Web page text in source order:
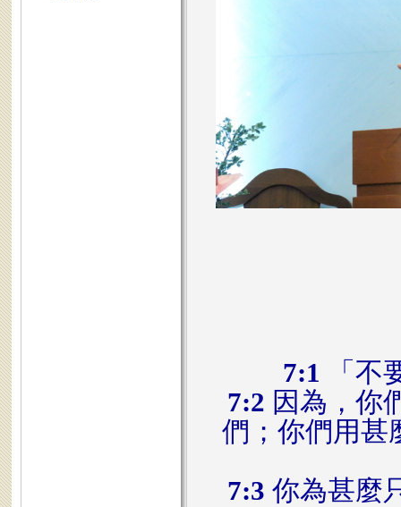
7:1 「不
7:2 因為，你
們；你們用甚
7:3 你為甚麼